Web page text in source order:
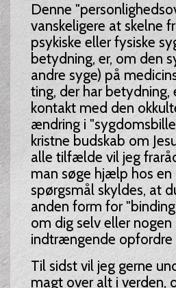
Denne
vanskeligere at skelne
psykiske eller fysiske
betydning, er, om den
andre syge) på
ting, der har
kontakt med den
ændring i
kristne budskab om
alle tilfælde vil jeg
man søge hjælp hos
spørgsmål skyldes, at
anden form for
om dig selv eller
indtrængende
Til sidst vil jeg gerne
magt over alt i verden,